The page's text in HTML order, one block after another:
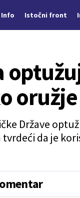
Info Istočni front
Države
tvrdeći da je